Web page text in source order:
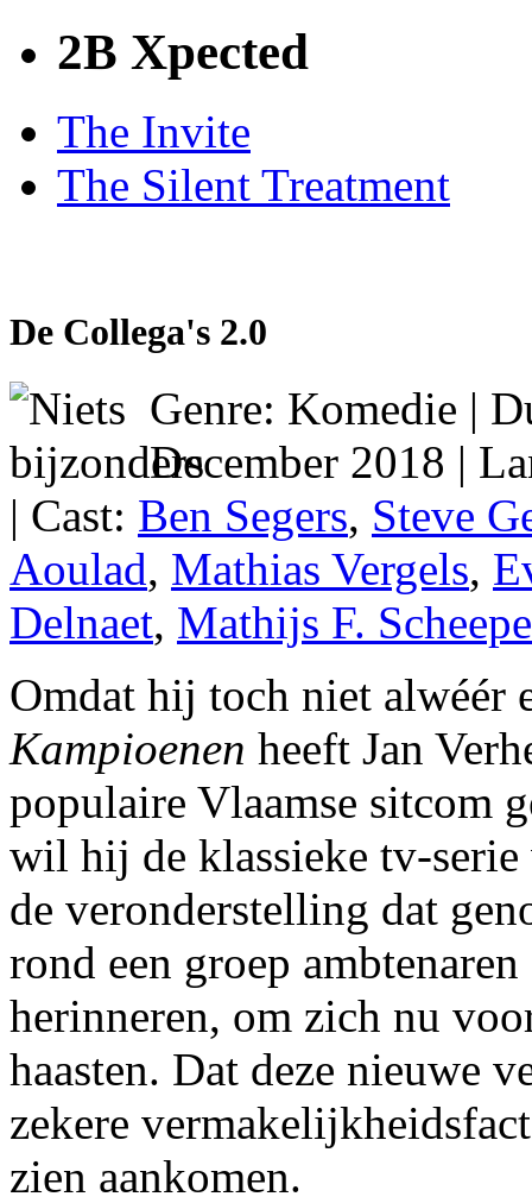
2B Xpected
The Invite
The Silent Treatment
De Collega's 2.0
Genre: Komedie |
December 2018 |
| Cast: Ben Segers, Steve
Aoulad, Mathias Vergels,
Delnaet, Mathijs F.
Omdat hij toch niet
Kampioenen heeft Jan
populaire Vlaamse sitcom
wil hij de klassieke tv-
de veronderstelling dat
rond een groep
herinneren, om zich nu
haasten. Dat deze nieuwe
zekere
zien aankomen.